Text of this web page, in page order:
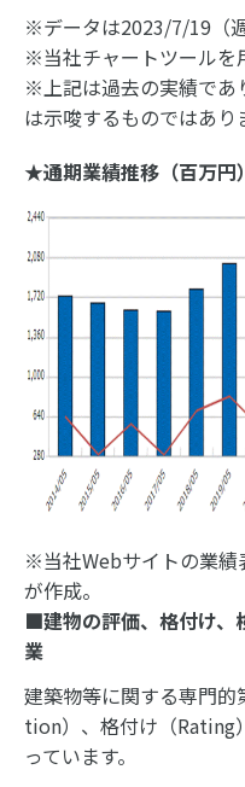
※データは2023/7/19（
※当社チャートツールを
※上記は過去の実績であ
は示唆するものではあり
★通期業績推移（百万円）
※当社Webサイトの業績
が作成。
■建物の評価、格付け、
業
建築物等に関する専門
tion）、格付け（Rating
っています。